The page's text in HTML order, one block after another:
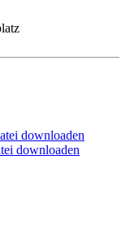
downloaden
downloaden